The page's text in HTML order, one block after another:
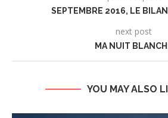
SEPTEMBRE 2016, LE
next post
MA NUIT
YOU MAY ALSO